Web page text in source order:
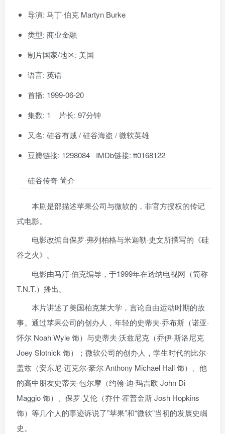
导演: 马丁·伯克 Martyn Burke
类型: 商业金融
制片国家/地区: 美国
语言: 英语
首播: 1999-06-20
集数: 1 片长: 97分钟
又名: 硅谷有贼 / 硅谷海盗 / 微软英雄
豆瓣链接: 1298084 IMDb链接: tt0168122
硅谷传奇 简介
本剧是部描述苹果公司与微软的，非官方授权的传记
式电影。
电影改编自保罗·弗列柏格与米迦勒·史文所撰写的《硅
谷之火》。
电影由马汀·伯克编导，于1999年在透纳电视网（简称
T.N.T.）播出。
本片讲述了美国柏克莱大学，言论自由运动时期的故
事。通过苹果公司的创办人，年轻的史蒂夫·乔布斯（诺亚·
怀尔 Noah Wyle 饰）与史蒂夫·沃兹尼克（乔伊·斯洛尼克
Joey Slotnick 饰）；微软公司的创办人，学生时代的比尔·
盖兹（安东尼·迈克尔·豪尔 Anthony Michael Hall 饰）、他
的高中朋友史蒂夫·包尔摩（约翰·迪·玛吉欧 John Di
Maggio 饰）、保罗·艾伦（乔什·霍普金斯 Josh Hopkins
饰）等几个人的事迹诉说了”苹果”和“微软”当初的发展史崛
史。